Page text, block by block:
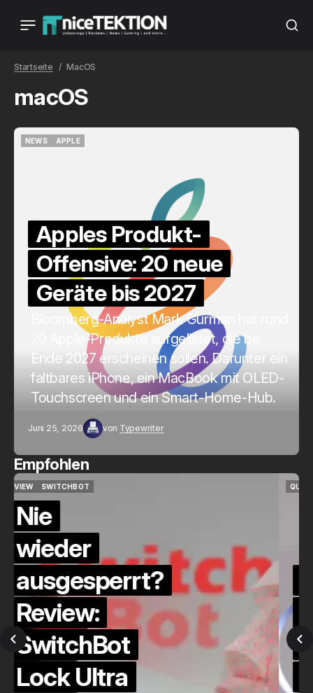
Startseite MacOS
macOS
NEWS
APPLE
Apples Produkt-
Offensive: 20 neue
Geräte bis 2027
Bloomberg-Analyst Mark Gurman hat rund
20 Apple-Produkte aufgelistet, die bis
Ende 2027 erscheinen sollen. Darunter ein
faltbares iPhone, ein MacBook mit OLED-
Touchscreen und ein Smart-Home-Hub.
Juni 25, 2026 von Typewriter
Empfohlen
QUICKCHECK
Die Alexa-
Alternative?
QuickCheck:
Home